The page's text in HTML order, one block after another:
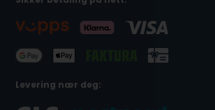
Levering nær deg: